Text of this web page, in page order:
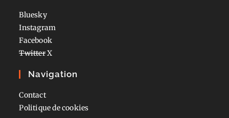
Bluesky
Instagram
Facebook
TwitterX
Navigation
Contact
Politique de cookies